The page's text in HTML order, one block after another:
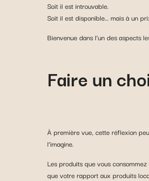
Soit il est introuvable.
Soit il est disponible… mais à un
Bienvenue dans l’un des aspects
Faire un
À première vue, cette réflexion
l’imagine.
Les produits que vous
que votre rapport aux produits